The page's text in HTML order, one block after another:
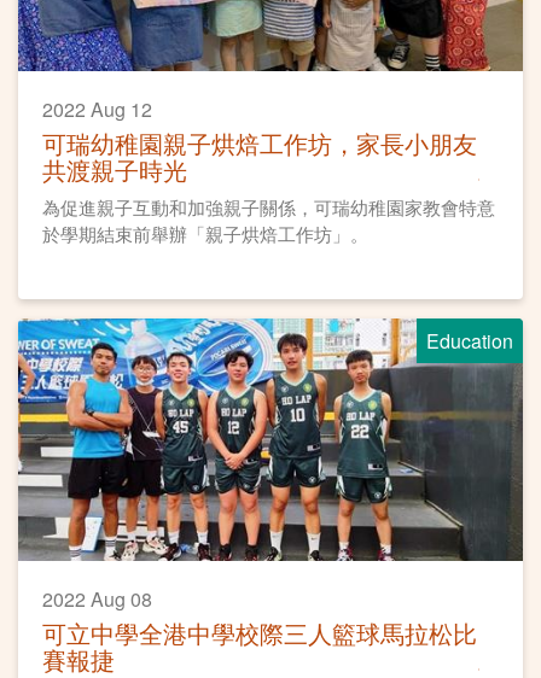
2022 Aug 12
可瑞幼稚園親子烘焙工作坊，家長小朋友
共渡親子時光
為促進親子互動和加強親子關係，可瑞幼稚園家教會特意
於學期結束前舉辦「親子烘焙工作坊」。
Education
2022 Aug 08
可立中學全港中學校際三人籃球馬拉松比
賽報捷